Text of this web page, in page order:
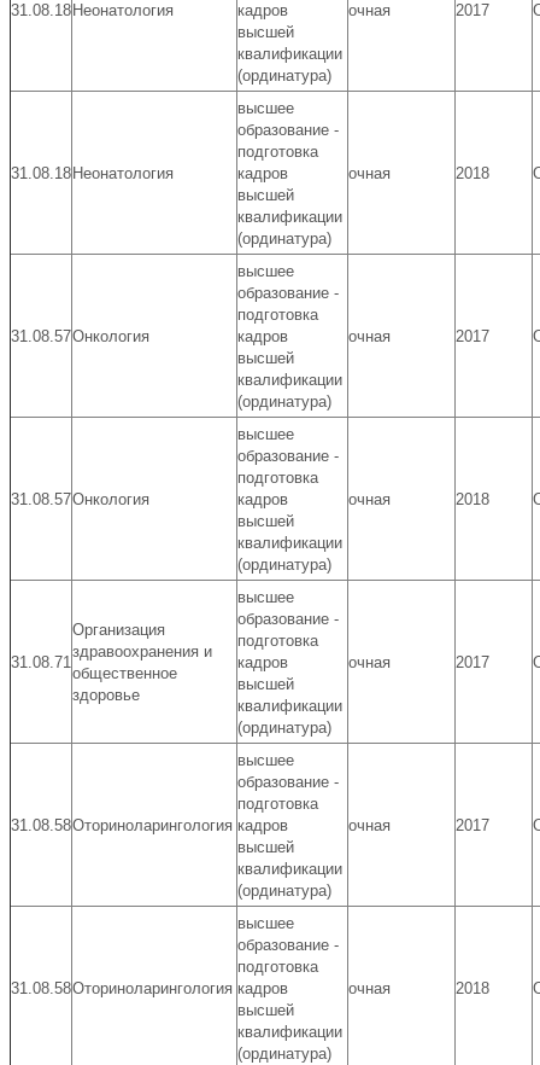
31.08.18 Неонатология
кадров
высшей
квалификации
(ординатура)
очная 2017
31.08.18 Неонатология
высшее
образование -
подготовка
кадров
высшей
квалификации
(ординатура)
очная 2018
31.08.57Онкология
высшее
образование -
подготовка
кадров
высшей
квалификации
(ординатура)
очная 2017
31.08.57Онкология
высшее
образование -
подготовка
кадров
высшей
квалификации
(ординатура)
очная 2018
31.08.71
Организация
здравоохранения и
общественное
здоровье
высшее
образование -
подготовка
кадров
высшей
квалификации
(ординатура)
очная 2017
31.08.58Оториноларингология
высшее
образование -
подготовка
кадров
высшей
квалификации
(ординатура)
очная 2017
31.08.58Оториноларингология
высшее
образование -
подготовка
кадров
высшей
квалификации
(ординатура)
очная 2018